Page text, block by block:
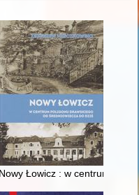
prestiż finansowy i
Nowy Łowicz : w centrum